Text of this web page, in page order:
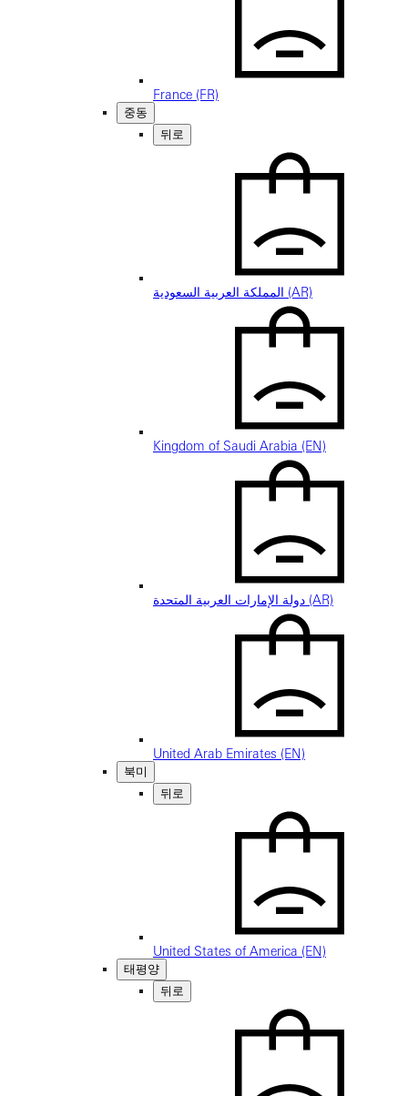
France (FR)
중동
뒤로
المملكة العربية السعودية (AR)
Kingdom of Saudi Arabia (EN)
دولة الإمارات العربية المتحدة (AR)
United Arab Emirates (EN)
북미
뒤로
United States of America (EN)
태평양
뒤로